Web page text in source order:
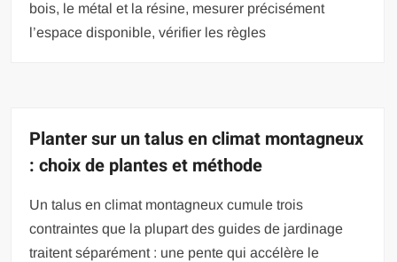
bois, le métal et la résine, mesurer précisément
l’espace disponible, vérifier les règles
Planter sur un talus en climat montagneux
: choix de plantes et méthode
Un talus en climat montagneux cumule trois
contraintes que la plupart des guides de jardinage
traitent séparément : une pente qui accélère le